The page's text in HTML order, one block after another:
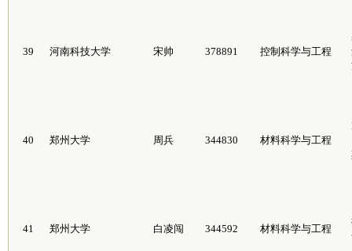
39 河南科技大学 宋帅 378891 控制科学与工程
40 郑州大学 周兵 344830 材料科学与工程
41 郑州大学 白凌闯 344592 材料科学与工程